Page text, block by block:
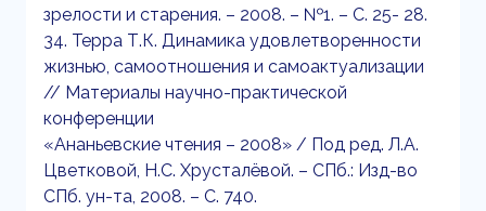
зрелости и старения. – 2008. – №1. – С. 25- 28.
34. Терра Т.К. Динамика удовлетворенности
жизнью, самоотношения и самоактуализации
// Материалы научно-практической
конференции
«Ананьевские чтения – 2008» / Под ред. Л.А.
Цветковой, Н.С. Хрусталёвой. – СПб.: Изд-во
СПб. ун-та, 2008. – С. 740.